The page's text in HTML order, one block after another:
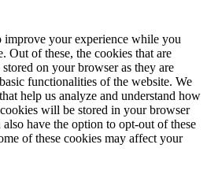
improve your experience while you
Out of these, the cookies that are
stored on your browser as they are
functionalities of the website. We
help us analyze and understand how
will be stored in your browser
have the option to opt-out of these
of these cookies may affect your